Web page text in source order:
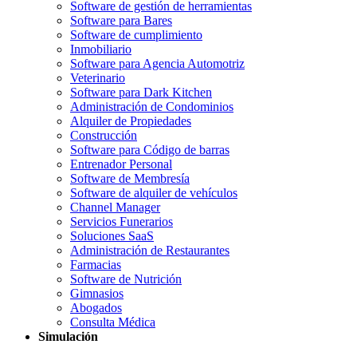
Software de gestión de herramientas
Software para Bares
Software de cumplimiento
Inmobiliario
Software para Agencia Automotriz
Veterinario
Software para Dark Kitchen
Administración de Condominios
Alquiler de Propiedades
Construcción
Software para Código de barras
Entrenador Personal
Software de Membresía
Software de alquiler de vehículos
Channel Manager
Servicios Funerarios
Soluciones SaaS
Administración de Restaurantes
Farmacias
Software de Nutrición
Gimnasios
Abogados
Consulta Médica
Simulación